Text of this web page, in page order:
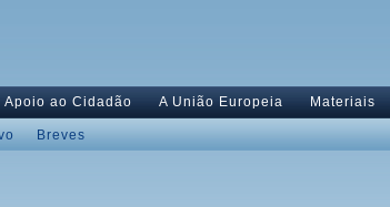
Apoio ao Cidadão A União Europeia Materiais
Breves